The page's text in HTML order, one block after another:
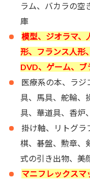
ラム、バカラの空
庫
模型、ジオラマ、
形、フランス人形
DVD、ゲーム、ブ
医療系の本、ラジ
具、馬具、舵輪、
具、華道具、香炉
掛け軸、リトグラ
棋、碁盤、勲章、
式の引き出物、美
マニフレックスマ